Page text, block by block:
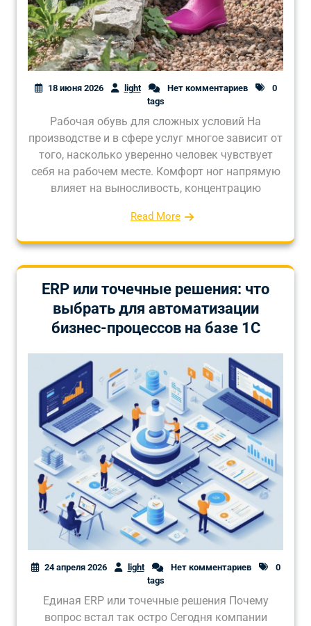
18 июня 2026 light Нет комментариев
0
tags
Рабочая обувь для сложных условий На
производстве и в сфере услуг многое зависит от
того, насколько уверенно человек чувствует
себя на рабочем месте. Комфорт ног напрямую
влияет на выносливость, концентрацию
Read More
ERP или точечные решения: что
выбрать для автоматизации
бизнес-процессов на базе 1С
24 апреля 2026 light Нет комментариев
0
tags
Единая ERP или точечные решения Почему
вопрос встал так остро Сегодня компании